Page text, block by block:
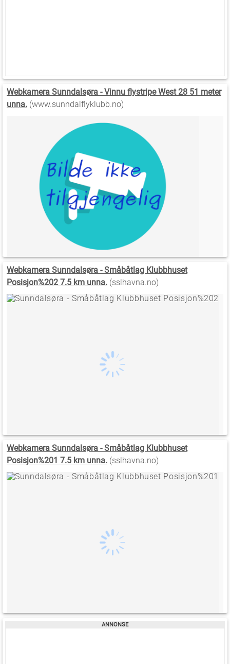
Webkamera Sunndalsøra - Vinnu flystripe West 28 51 meter
unna. (www.sunndalflyklubb.no)
Webkamera Sunndalsøra - Småbåtlag Klubbhuset
Posisjon%202 7.5 km unna. (sslhavna.no)
Webkamera Sunndalsøra - Småbåtlag Klubbhuset
Posisjon%201 7.5 km unna. (sslhavna.no)